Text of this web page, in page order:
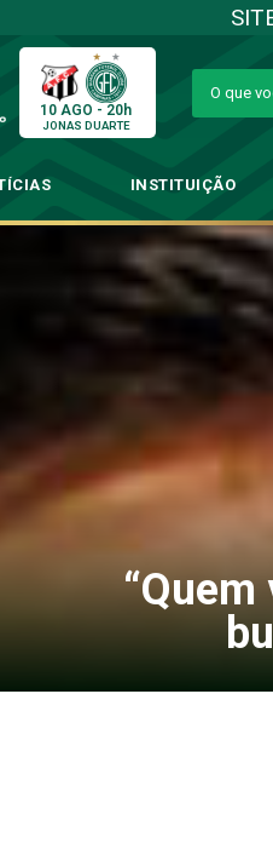
10 AGO - 20h
JONAS DUARTE
INSTITUIÇÃO
veste essa